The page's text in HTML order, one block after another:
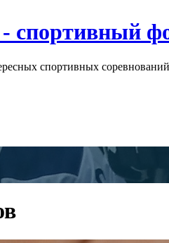
спортивный
спортивных соревнований